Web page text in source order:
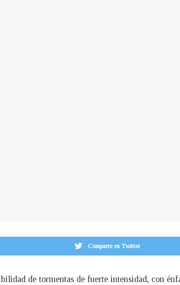
Comparte en Twitter
de tormentas de fuerte intensidad, con